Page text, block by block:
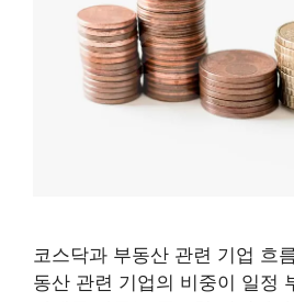
코스닥과 부동산 관련 기업 흐
동산 관련 기업의 비중이 일정